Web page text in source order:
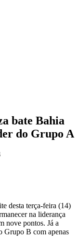
bate Bahia
do Grupo A
desta terça-feira (14)
na liderança
nove pontos. Já a
Grupo B com apenas